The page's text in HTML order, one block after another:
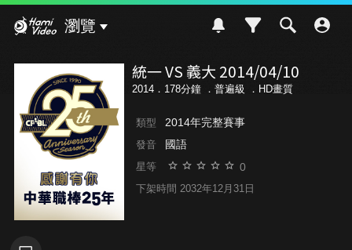
瀏覽
統一 VS 義大 2014/04/10
2014．178分鐘 ． 普遍級 ．HD畫質
類型 2014年完整賽事
發音 國語
星等 0
下架時間 2032年12月31日